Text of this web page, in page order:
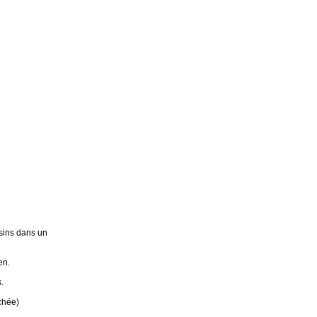
dans un